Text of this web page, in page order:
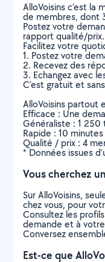
AlloVoisins c’est
de membres, dont
Postez votre
rapport qualité/prix.
Facilitez votre
1. Postez votre
2. Recevez des
3. Echangez avec
C’est gratuit et
AlloVoisins partout
Efficace : Une
Généraliste : 1 250
Rapide : 10
Qualité / prix : 4
* Données issues
Vous cherchez
Sur AlloVoisins,
chez vous, pour
Consultez les
demande et à
Conversez
Est-ce que